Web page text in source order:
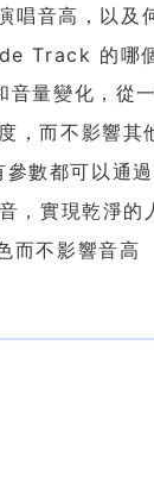
音高，以及
Track 的哪
音量變化，從
，而不影響其
數都可以通
，實現乾淨的
而不影響音高